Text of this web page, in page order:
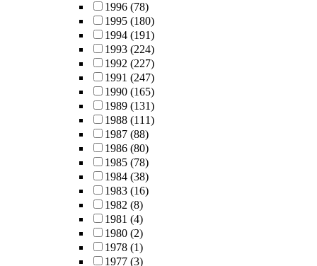
1996 (78)
1995 (180)
1994 (191)
1993 (224)
1992 (227)
1991 (247)
1990 (165)
1989 (131)
1988 (111)
1987 (88)
1986 (80)
1985 (78)
1984 (38)
1983 (16)
1982 (8)
1981 (4)
1980 (2)
1978 (1)
1977 (3)